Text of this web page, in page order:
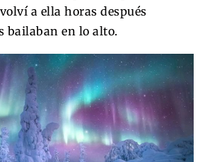
a ella horas después
bailaban en lo alto.